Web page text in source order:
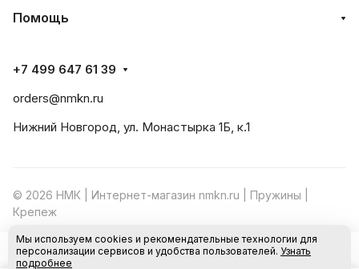
В корзину
Помощь
+7 499 647 61 39
orders@nmkn.ru
Нижний Новгород, ул. Монастырка 1Б, к.1
© 2026 НМК | Интернет-магазин nmkn.ru | Пружины |
Крепеж
Конфиденциальность Оферта
Мы используем cookies и рекомендательные технологии для
персонализации сервисов и удобства пользователей. Узнать
подробнее